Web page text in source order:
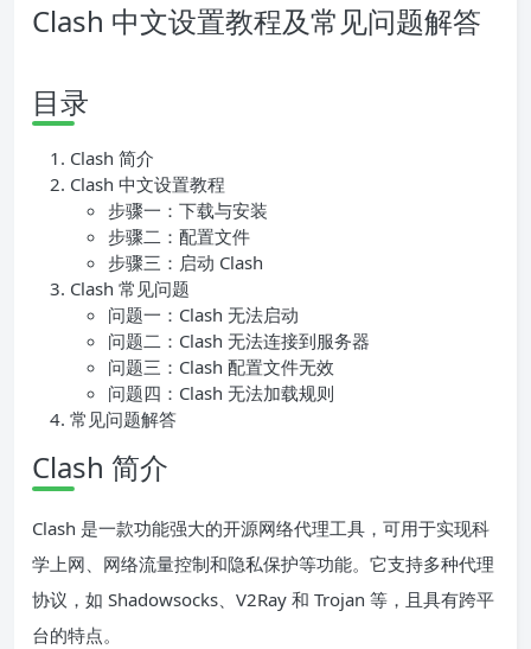
Clash 中文设置教程及常见问题解答
目录
Clash 简介
Clash 中文设置教程
步骤一：下载与安装
步骤二：配置文件
步骤三：启动 Clash
Clash 常见问题
问题一：Clash 无法启动
问题二：Clash 无法连接到服务器
问题三：Clash 配置文件无效
问题四：Clash 无法加载规则
常见问题解答
Clash 简介
Clash 是一款功能强大的开源网络代理工具，可用于实现科
学上网、网络流量控制和隐私保护等功能。它支持多种代理
协议，如 Shadowsocks、V2Ray 和 Trojan 等，且具有跨平
台的特点。